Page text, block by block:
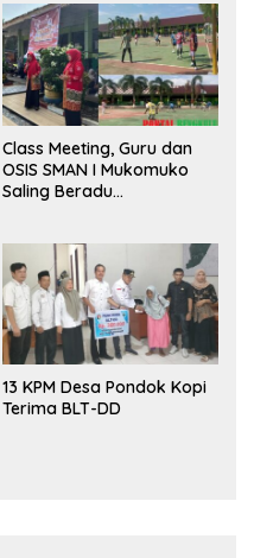
Class Meeting, Guru dan
OSIS SMAN I Mukomuko
Saling Beradu
13 KPM Desa Pondok Kopi
Terima BLT-DD